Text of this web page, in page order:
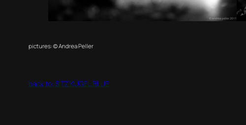
pictures: © Andrea Peller
back to: SITZ.KUGEL.BLUE